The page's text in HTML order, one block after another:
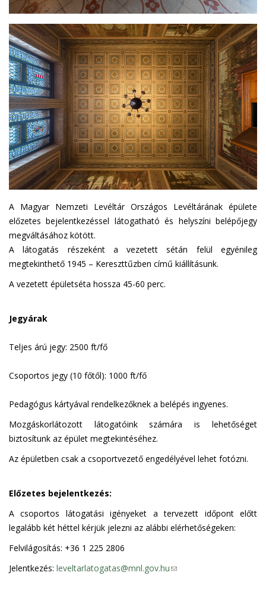
A Magyar Nemzeti Levéltár Országos Levéltárának épülete
előzetes bejelentkezéssel látogatható és helyszíni belépőjegy
megváltásához kötött.
A látogatás részeként a vezetett sétán felül egyénileg
megtekinthető 1945 – Kereszttűzben című kiállításunk.
A vezetett épületséta hossza 45-60 perc.
Jegyárak
Teljes árú jegy: 2500 ft/fő
Csoportos jegy (10 főtől): 1000 ft/fő
Pedagógus kártyával rendelkezőknek a belépés ingyenes.
Mozgáskorlátozott látogatóink számára is lehetőséget
biztosítunk az épület megtekintéséhez.
Az épületben csak a csoportvezető engedélyével lehet fotózni.
Előzetes bejelentkezés:
A csoportos látogatási igényeket a tervezett időpont előtt
legalább két héttel kérjük jelezni az alábbi elérhetőségeken:
Felvilágosítás: +36 1 225 2806
Jelentkezés: leveltarlatogatas@mnl.gov.hu(